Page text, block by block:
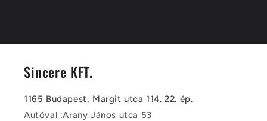
Sincere KFT.
1165 Budapest, Margit utca 114. 22. ép.
Autóval :Arany János utca 53